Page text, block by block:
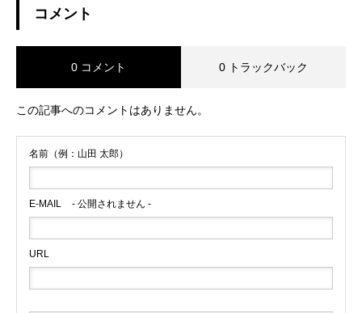
コメント
0 コメント 0 トラックバック
この記事へのコメントはありません。
名前（例：山田 太郎）
E-MAIL - 公開されません -
URL